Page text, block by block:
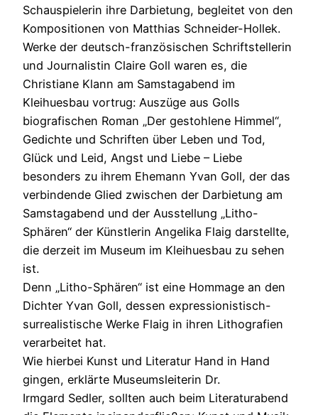
Schauspielerin ihre Darbietung, begleitet von den
Kompositionen von Matthias Schneider-Hollek.
Werke der deutsch-französischen Schriftstellerin
und Journalistin Claire Goll waren es, die
Christiane Klann am Samstagabend im
Kleihuesbau vortrug: Auszüge aus Golls
biografischen Roman „Der gestohlene Himmel“,
Gedichte und Schriften über Leben und Tod,
Glück und Leid, Angst und Liebe – Liebe
besonders zu ihrem Ehemann Yvan Goll, der das
verbindende Glied zwischen der Darbietung am
Samstagabend und der Ausstellung „Litho-
Sphären“ der Künstlerin Angelika Flaig darstellte,
die derzeit im Museum im Kleihuesbau zu sehen
ist.
Denn „Litho-Sphären“ ist eine Hommage an den
Dichter Yvan Goll, dessen expressionistisch-
surrealistische Werke Flaig in ihren Lithografien
verarbeitet hat.
Wie hierbei Kunst und Literatur Hand in Hand
gingen, erklärte Museumsleiterin Dr.
Irmgard Sedler, sollten auch beim Literaturabend